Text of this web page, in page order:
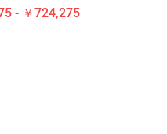
- ￥724,275